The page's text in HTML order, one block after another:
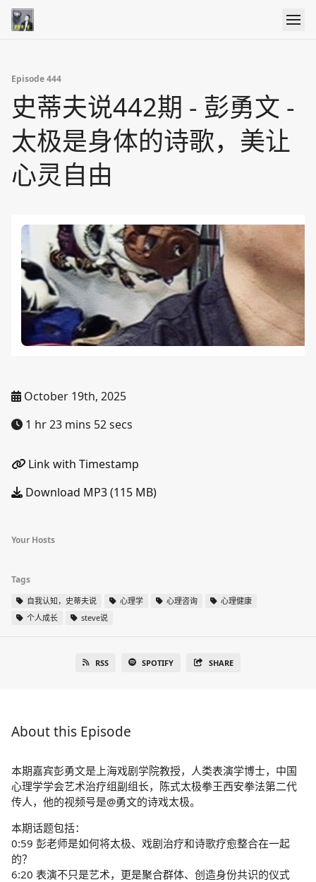
Episode 444
史蒂夫说442期 - 彭勇文 -
太极是身体的诗歌，美让
心灵自由
October 19th, 2025
1 hr 23 mins 52 secs
Link with Timestamp
Download MP3 (115 MB)
Your Hosts
Tags
自我认知，史蒂夫说 心理学 心理咨询
心理健康
个人成长
steve说
RSS SPOTIFY SHARE
About this Episode
本期嘉宾彭勇文是上海戏剧学院教授，人类表演学博士，中国
心理学学会艺术治疗组副组长，陈式太极拳王西安拳法第二代
传人，他的视频号是@勇文的诗戏太极。
本期话题包括：
0:59 彭老师是如何将太极、戏剧治疗和诗歌疗愈整合在一起
的？
6:20 表演不只是艺术，更是聚合群体、创造身份共识的仪式